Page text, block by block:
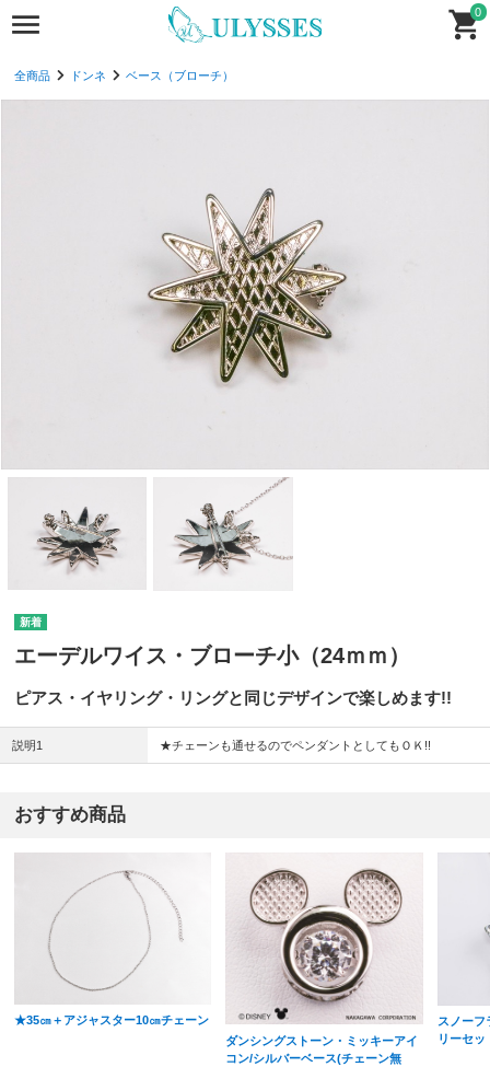
0
全商品 ドンネ ベース（ブローチ）
エーデルワイス・ブローチ小（24ｍｍ）
ピアス・イヤリング・リングと同じデザインで楽しめます!!
説明1 ★チェーンも通せるのでペンダントとしてもＯＫ!!
おすすめ商品
★35㎝＋アジャスター10㎝チェーン
ダンシングストーン・ミッキーアイ
コン/シルバーベース(チェーン無
スノーフ
リーセッ